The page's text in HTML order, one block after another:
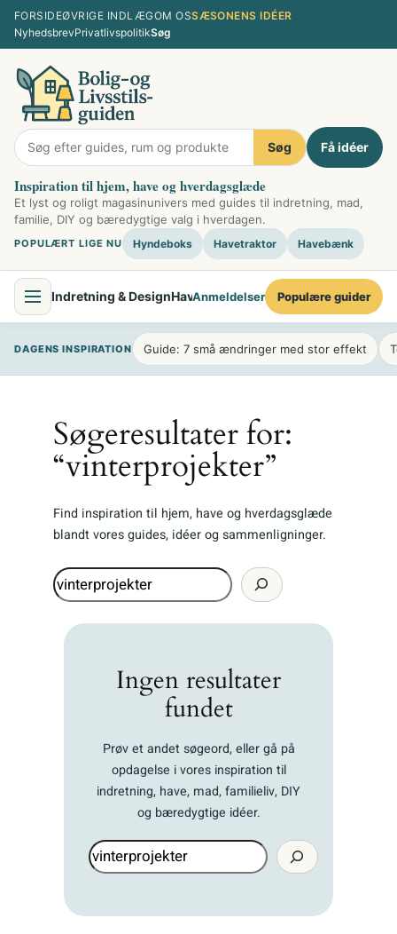
Spring
indhold
FORSIDEØVRIGE INDLÆGOM OSSÆSONENS IDÉER
NyhedsbrevPrivatlivspolitikSøg
Søg Få idéer
Inspiration til hjem, have og hverdagsglæde
Et lyst og roligt magasinunivers med guides til indretning, mad,
familie, DIY og bæredygtige valg i hverdagen.
POPULÆRT LIGE NU Hyndeboks Havetraktor Havebænk
Indretning & DesignHave & UdendørslivMad & Køkken
Anmeldelser Populære guider
DAGENS INSPIRATION Guide: 7 små ændringer med stor effekt
Søgeresultater for:
“vinterprojekter”
Find inspiration til hjem, have og hverdagsglæde
blandt vores guides, idéer og sammenligninger.
Søg
Ingen resultater
fundet
Prøv et andet søgeord, eller gå på
opdagelse i vores inspiration til
indretning, have, mad, familieliv, DIY
og bæredygtige idéer.
Søg
igen